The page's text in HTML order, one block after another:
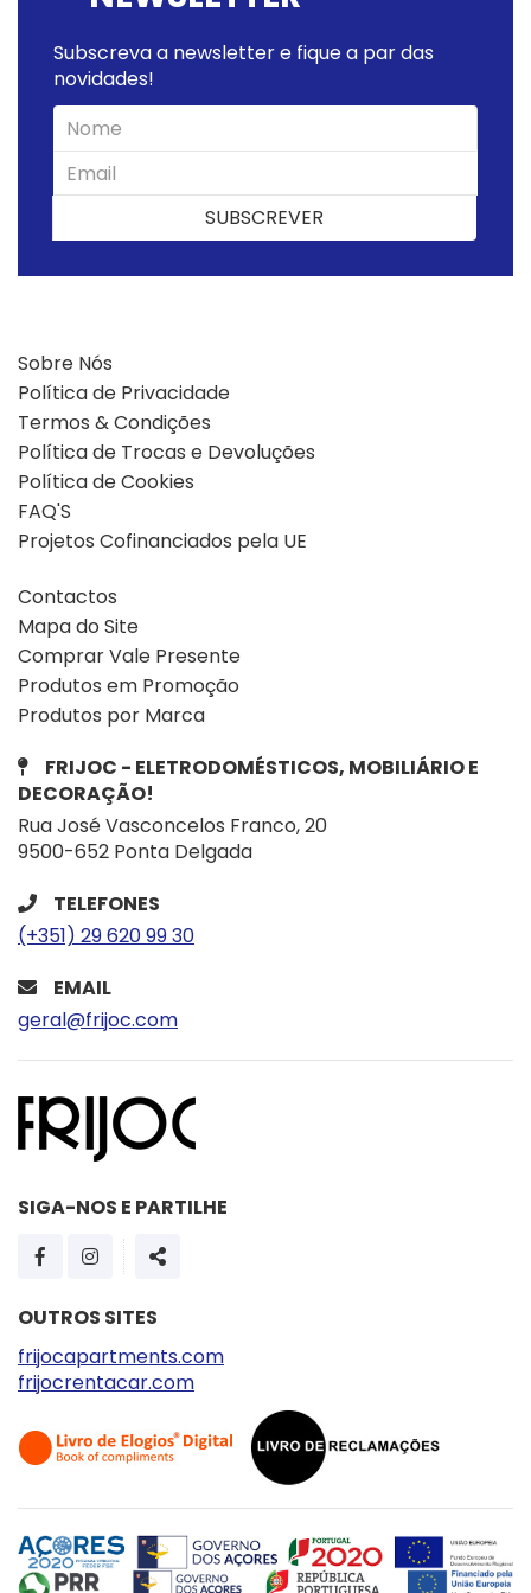
Subscreva a newsletter e fique a par das
novidades!
SUBSCREVERSUBSCREVER
Sobre Nós
Política de Privacidade
Termos & Condições
Política de Trocas e Devoluções
Política de Cookies
FAQ'S
Projetos Cofinanciados pela UE
Contactos
Mapa do Site
Comprar Vale Presente
Produtos em Promoção
Produtos por Marca
FRIJOC - ELETRODOMÉSTICOS, MOBILIÁRIO E
DECORAÇÃO!
Rua José Vasconcelos Franco, 20
9500-652 Ponta Delgada
TELEFONES
(+351) 29 620 99 30
EMAIL
geral@frijoc.com
SIGA-NOS E PARTILHE
PÁGINA DO FACEBOOK
PÁGINA DO INSTAGRAM
SHARE
OUTROS SITES
frijocapartments.com
frijocrentacar.com